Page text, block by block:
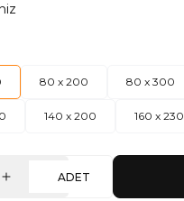
80 x 200 80 x 300
140 x 200 160 x 230
ADET